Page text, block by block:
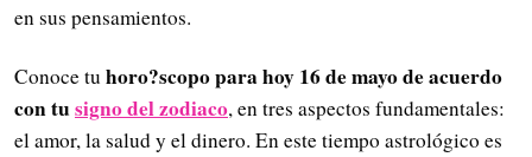
en sus pensamientos.
Conoce tu horo?scopo para hoy 16 de mayode acuerdo
con tusigno del zodiaco, en tres aspectos fundamentales:
el amor, la salud y el dinero. En este tiempo astrológico es